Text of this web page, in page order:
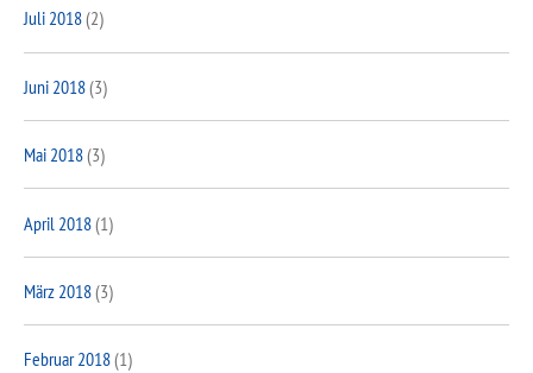
Juli 2018(2)
Juni 2018(3)
Mai 2018(3)
April 2018(1)
März 2018(3)
Februar 2018(1)